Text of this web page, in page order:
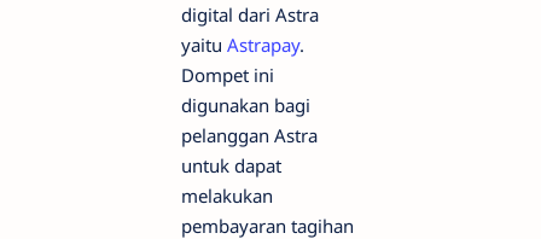
digital dari Astra
yaitu Astrapay.
Dompet ini
digunakan bagi
pelanggan Astra
untuk dapat
melakukan
pembayaran tagihan